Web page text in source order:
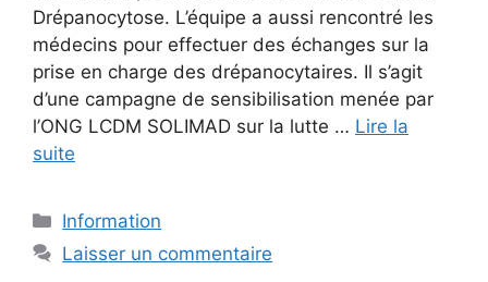
Drépanocytose. L’équipe a aussi rencontré les
médecins pour effectuer des échanges sur la
prise en charge des drépanocytaires. Il s’agit
d’une campagne de sensibilisation menée par
l’ONG LCDM SOLIMAD sur la lutte … Lire la
suite
Catégories
Information
Laisser un commentaire